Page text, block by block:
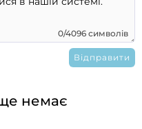
0/4096 символів
немає